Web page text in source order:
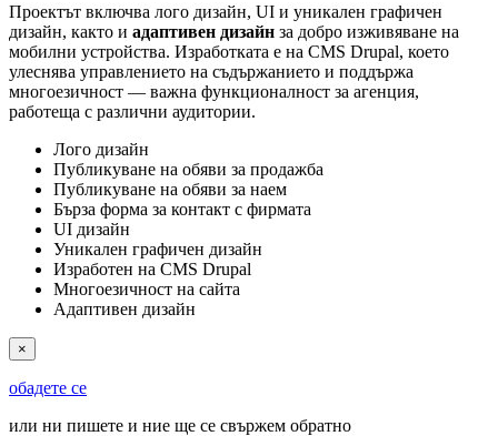
Проектът включва лого дизайн, UI и уникален графичен
дизайн, както и адаптивен дизайн за добро изживяване на
мобилни устройства. Изработката е на CMS Drupal, което
улеснява управлението на съдържанието и поддържа
многоезичност — важна функционалност за агенция,
работеща с различни аудитории.
Лого дизайн
Публикуване на обяви за продажба
Публикуване на обяви за наем
Бърза форма за контакт с фирмата
UI дизайн
Уникален графичен дизайн
Изработен на CMS Drupal
Многоезичност на сайта
Адаптивен дизайн
×
обадете се
или ни пишете и ние ще се свържем обратно